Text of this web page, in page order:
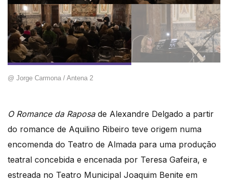
@ Jorge Carmona / Antena 2
O Romance da Raposade Alexandre Delgado a partir
do romance de Aquilino Ribeiro teve origem numa
encomenda do Teatro de Almada para uma produção
teatral concebida e encenada por Teresa Gafeira, e
estreada no Teatro Municipal Joaquim Benite em